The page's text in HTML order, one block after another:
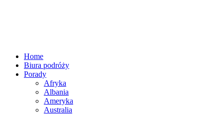
Home
Biura podróży
Porady
Afryka
Albania
Ameryka
Australia